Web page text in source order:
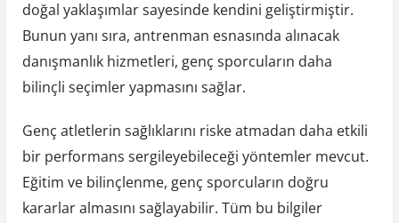
doğal yaklaşımlar sayesinde kendini geliştirmiştir.
Bunun yanı sıra, antrenman esnasında alınacak
danışmanlık hizmetleri, genç sporcuların daha
bilinçli seçimler yapmasını sağlar.
Genç atletlerin sağlıklarını riske atmadan daha etkili
bir performans sergileyebileceği yöntemler mevcut.
Eğitim ve bilinçlenme, genç sporcuların doğru
kararlar almasını sağlayabilir. Tüm bu bilgiler